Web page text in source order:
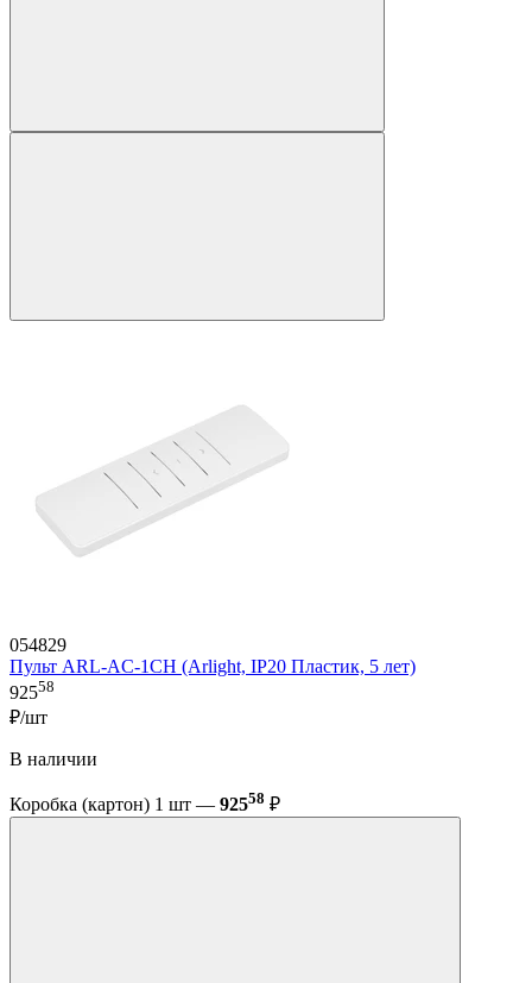
054829
Пульт ARL-AC-1CH (Arlight, IP20 Пластик, 5 лет)
92558
₽/шт
В наличии
Коробка (картон) 1 шт — 92558 ₽